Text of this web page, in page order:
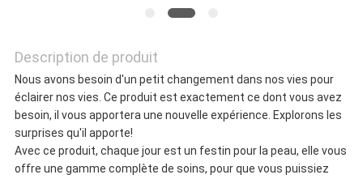
LES
AFFAIRES
DEMANDEZ
Description de produit
Nous avons besoin d'un petit changement dans nos vies pour
éclairer nos vies. Ce produit est exactement ce dont vous avez
besoin, il vous apportera une nouvelle expérience. Explorons les
surprises qu'il apporte!
Avec ce produit, chaque jour est un festin pour la peau, elle vous
offre une gamme complète de soins, pour que vous puissiez